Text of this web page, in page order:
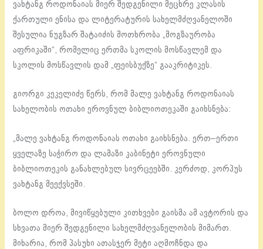
ვახტანგ როდონაიას მიერ შედგენილი მეცხრე კლასის
ქართული ენისა და ლიტერატურის სახელმძღვანელოში
შესულია ნუგზარ შატაიძის მოთხრობა „მოგზაურობა
აფრიკაში“, რომელიც ერთმა სკოლის მოსწავლემ და
სკოლის მოსწავლის დამ „ფეისბუქზე“ გააკრიტიკეს.
გიორგი კეკელიძე წერს, რომ მალე ვახტანგ როდონაიას
სახელობის ოთახი ეროვნულ ბიბლიოთეკაში გაიხსნება:
„მალე ვახტანგ როდონაიას ოთახი გაიხსნება. ერთ–ერთი
ყველაზე საჭირო და ლამაზი კაბინეტი ეროვნული
ბიბლიოთეკის განახლებულ სივრცეებში. კერძოდ, კორპუს
ვახტანგ მეექვსეში.
ბოლო დროა, მივიწყებული კითხვები გაისმა ამ ავტორის და
სხვათა მიერ შედგენილი სახელმძღვანელობის მიმართ.
მიხარია, რომ პასუხი ათასჯერ მეტი აღმოჩნდა და